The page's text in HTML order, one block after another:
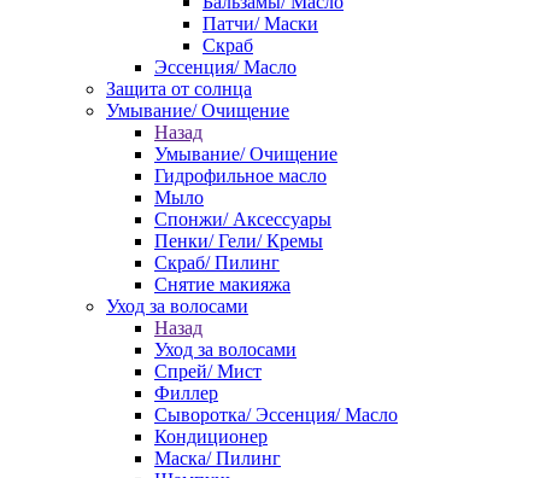
Патчи/ Маски
Скраб
Эссенция/ Масло
Защита от солнца
Умывание/ Очищение
Назад
Умывание/ Очищение
Гидрофильное масло
Мыло
Спонжи/ Аксессуары
Пенки/ Гели/ Кремы
Скраб/ Пилинг
Снятие макияжа
Уход за волосами
Назад
Уход за волосами
Спрей/ Мист
Филлер
Сыворотка/ Эссенция/ Масло
Кондиционер
Маска/ Пилинг